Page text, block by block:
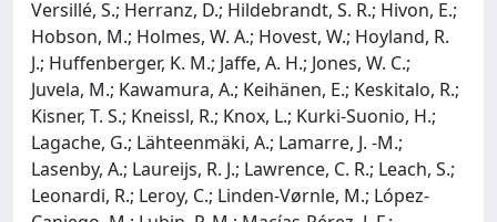
Versillé, S.; Herranz, D.; Hildebrandt, S. R.; Hivon, E.;
Hobson, M.; Holmes, W. A.; Hovest, W.; Hoyland, R.
J.; Huffenberger, K. M.; Jaffe, A. H.; Jones, W. C.;
Juvela, M.; Kawamura, A.; Keihänen, E.; Keskitalo, R.;
Kisner, T. S.; Kneissl, R.; Knox, L.; Kurki-Suonio, H.;
Lagache, G.; Lähteenmäki, A.; Lamarre, J. -M.;
Lasenby, A.; Laureijs, R. J.; Lawrence, C. R.; Leach, S.;
Leonardi, R.; Leroy, C.; Linden-Vørnle, M.; López-